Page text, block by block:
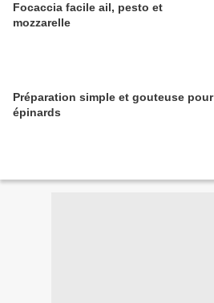
Focaccia facile ail, pesto et
mozzarelle
Préparation simple et gouteuse pour
épinards